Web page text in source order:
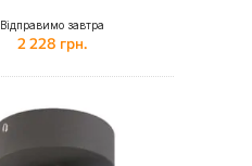
Відправимо завтра
2 228 грн.